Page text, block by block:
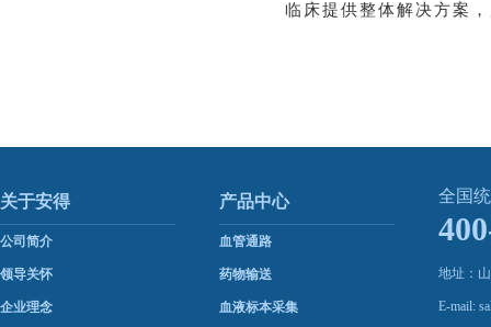
临床提供整体解决方案
关于安得
公司简介
领导关怀
企业理念
产品中心
血管通路
药物输送
血液标本采集
全国
地址：
E-mail: